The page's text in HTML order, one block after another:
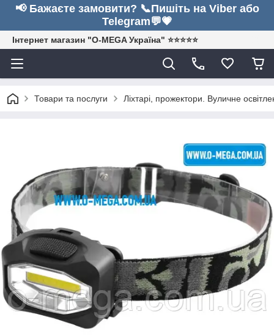
📢 Бажаєте замовити? 📞Пишіть на Viber або
Telegram💬💗
Інтернет магазин "O-MEGA Україна" ⭐⭐⭐⭐⭐
Товари та послуги Ліхтарі, прожектори. Вуличне